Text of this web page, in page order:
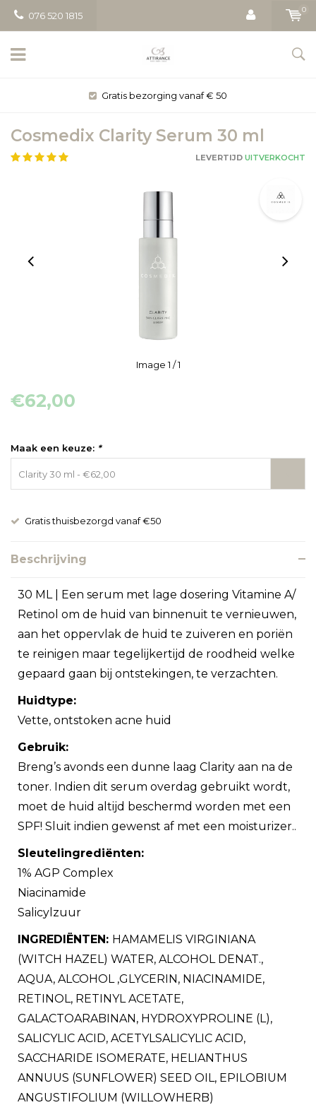
076 520 1815
0
Gratis bezorging vanaf € 50
Cosmedix Clarity Serum 30 ml
LEVERTIJD UITVERKOCHT
Image1 / 1
€62,00
Maak een keuze: *
Clarity 30 ml - €62,00
Gratis thuisbezorgd vanaf €50
Beschrijving
30 ML | Een serum met lage dosering Vitamine A/
Retinol om de huid van binnenuit te vernieuwen,
aan het oppervlak de huid te zuiveren en poriën
te reinigen maar tegelijkertijd de roodheid welke
gepaard gaan bij ontstekingen, te verzachten.
Huidtype:
Vette, ontstoken acne huid
Gebruik:
Breng’s avonds een dunne laag Clarity aan na de
toner. Indien dit serum overdag gebruikt wordt,
moet de huid altijd beschermd worden met een
SPF! Sluit indien gewenst af met een moisturizer..
Sleutelingrediënten:
1% AGP Complex
Niacinamide
Salicylzuur
INGREDIËNTEN: HAMAMELIS VIRGINIANA
(WITCH HAZEL) WATER, ALCOHOL DENAT.,
AQUA, ALCOHOL ,GLYCERIN, NIACINAMIDE,
RETINOL, RETINYL ACETATE,
GALACTOARABINAN, HYDROXYPROLINE (L),
SALICYLIC ACID, ACETYLSALICYLIC ACID,
SACCHARIDE ISOMERATE, HELIANTHUS
ANNUUS (SUNFLOWER) SEED OIL, EPILOBIUM
ANGUSTIFOLIUM (WILLOWHERB)